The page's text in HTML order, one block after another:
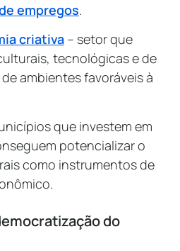
empregos.
criativa – setor que
tecnológicas e de
ambientes favoráveis à
que investem em
potencializar o
como instrumentos de
do